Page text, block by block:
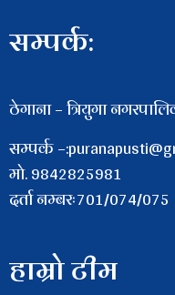
सम्पर्क:
ठेगाना – त्रियुगा
सम्पर्क
माे. 9842825981
दर्ता नम्बरः701/074/075
हाम्रो टीम